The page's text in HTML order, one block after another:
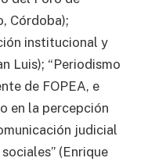
Córdoba);
institucional y
Luis); “Periodismo
de FOPEA, e
en la percepción
judicial
(Enrique